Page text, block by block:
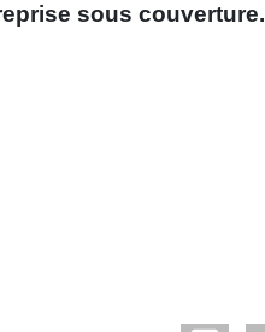
sous couverture.